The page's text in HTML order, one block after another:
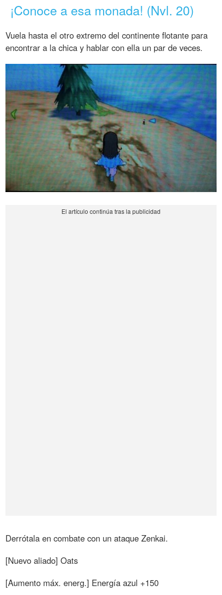
¡Conoce a esa monada! (Nvl. 20)
Vuela hasta el otro extremo del continente flotante para
encontrar a la chica y hablar con ella un par de veces.
Derrótala en combate con un ataque Zenkai.
[Nuevo aliado] Oats
[Aumento máx. energ.] Energía azul +150